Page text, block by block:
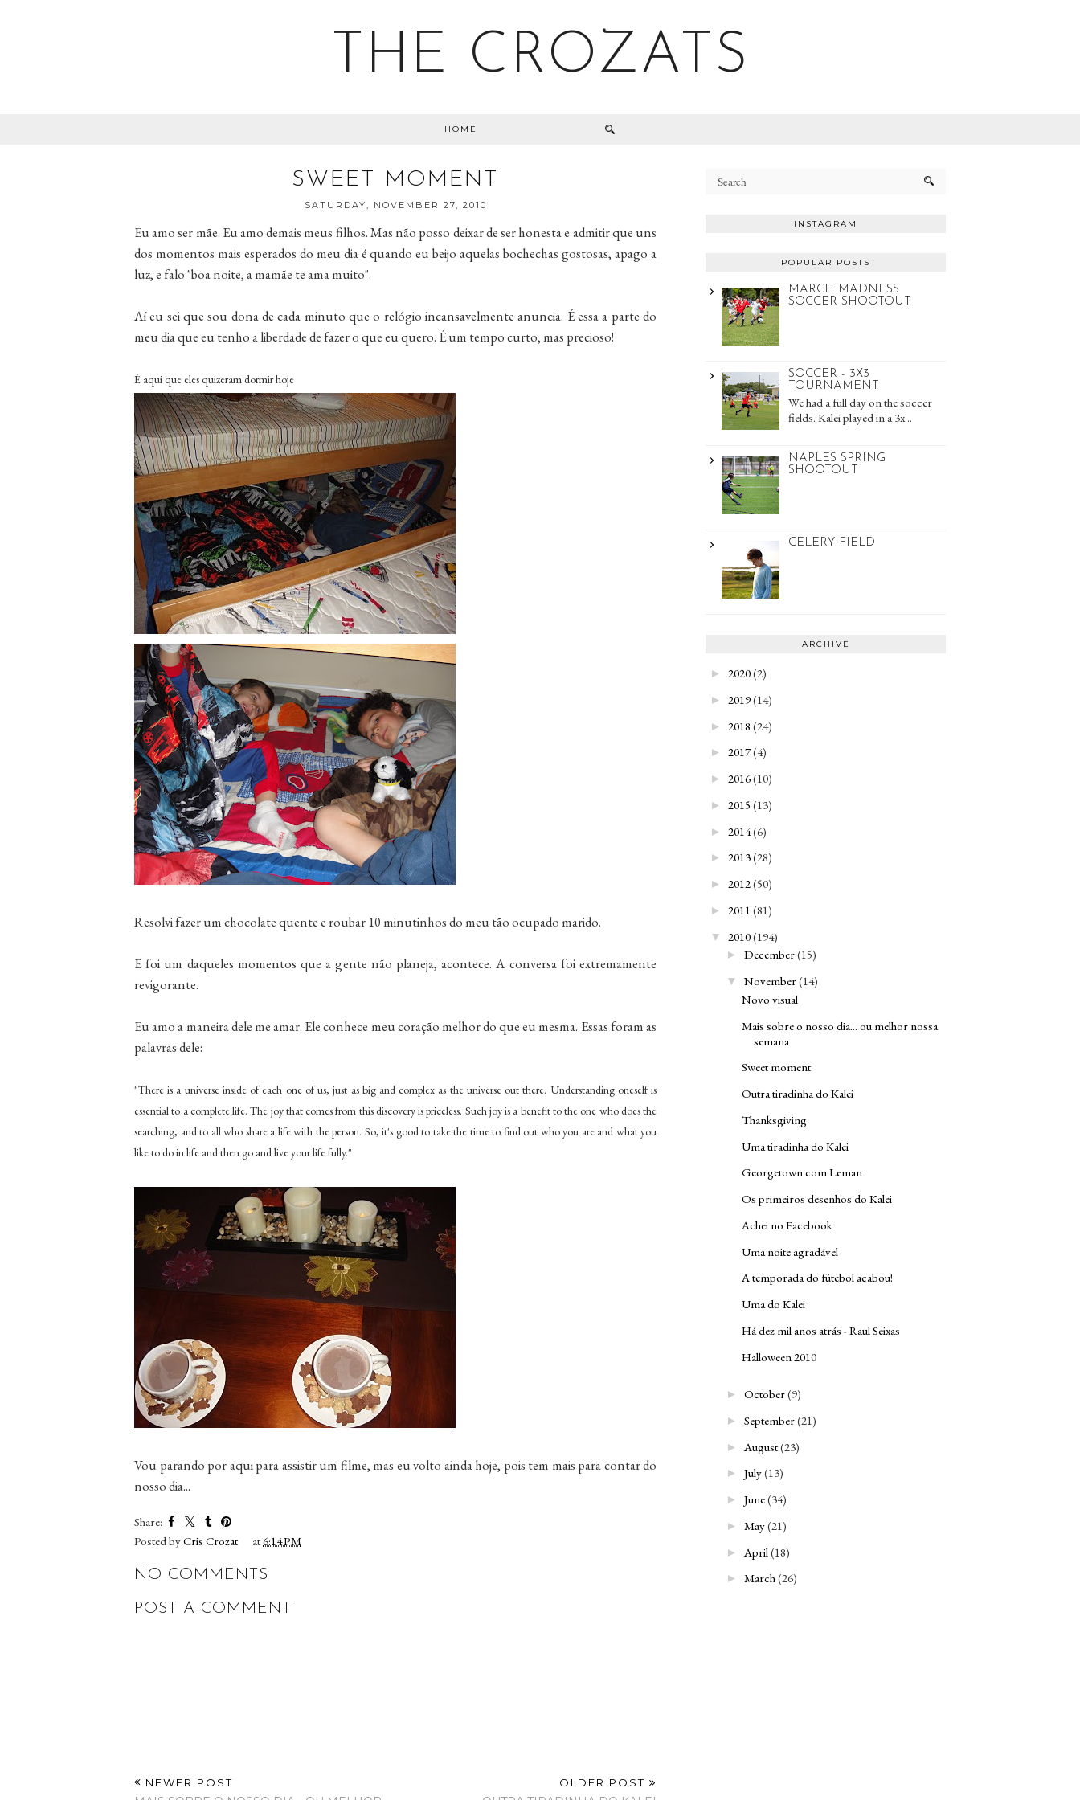
THE CROZATS
HOME
SWEET MOMENT
SATURDAY, NOVEMBER 27, 2010
Eu amo ser mãe. Eu amo demais meus filhos. Mas não posso deixar de ser honesta e admitir que uns
dos momentos mais esperados do meu dia é quando eu beijo aquelas bochechas gostosas, apago a
luz, e falo "boa noite, a mamãe te ama muito".
Aí eu sei que sou dona de cada minuto que o relógio incansavelmente anuncia. É essa a parte do
meu dia que eu tenho a liberdade de fazer o que eu quero. É um tempo curto, mas precioso!
É aqui que eles quizeram dormir hoje
Resolvi fazer um chocolate quente e roubar 10 minutinhos do meu tão ocupado marido.
E foi um daqueles momentos que a gente não planeja, acontece. A conversa foi extremamente
revigorante.
Eu amo a maneira dele me amar. Ele conhece meu coração melhor do que eu mesma. Essas foram as
palavras dele:
"There is a universe inside of each one of us, just as big and complex as the universe out there. Understanding oneself is
essential to a complete life. The joy that comes from this discovery is priceless. Such joy is a benefit to the one who does the
searching, and to all who share a life with the person. So, it's good to take the time to find out who you are and what you
like to do in life and then go and live your life fully."
Vou parando por aqui para assistir um filme, mas eu volto ainda hoje, pois tem mais para contar do
nosso dia...
Share:
Posted byCris Crozat at6:14 PM
NO COMMENTS
POST A COMMENT
NEWER POST OLDER POST
INSTAGRAM
POPULAR POSTS
MARCH MADNESS
SOCCER SHOOTOUT
SOCCER - 3X3
TOURNAMENT
We had a full day on the soccer
fields. Kalei played in a 3x...
NAPLES SPRING
SHOOTOUT
CELERY FIELD
ARCHIVE
► 2020(2)
► 2019(14)
► 2018 (24)
► 2017(4)
► 2016(10)
► 2015 (13)
► 2014(6)
► 2013(28)
► 2012(50)
► 2011 (81)
▼ 2010(194)
► December(15)
▼ November(14)
Novo visual
Mais sobre o nosso dia... ou melhor nossa
semana
Sweet moment
Outra tiradinha do Kalei
Thanksgiving
Uma tiradinha do Kalei
Georgetown com Leman
Os primeiros desenhos do Kalei
Achei no Facebook
Uma noite agradável
A temporada do fútebol acabou!
Uma do Kalei
Há dez mil anos atrás - Raul Seixas
Halloween 2010
► October(9)
► September(21)
► August(23)
► July(13)
► June(34)
► May(21)
► April (18)
► March(26)